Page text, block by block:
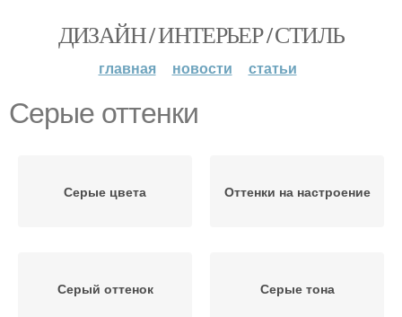
ДИЗАЙН / ИНТЕРЬЕР / СТИЛЬ
главная новости статьи
Серые оттенки
Серые цвета Оттенки на настроение
Серый оттенок Серые тона